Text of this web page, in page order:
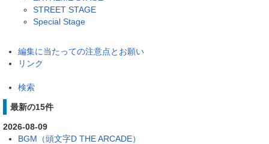
STREET STAGE
Special Stage
編集に当たっての注意点とお願い
リンク
検索
最新の15件
2026-08-09
BGM（頭文字D THE ARCADE）